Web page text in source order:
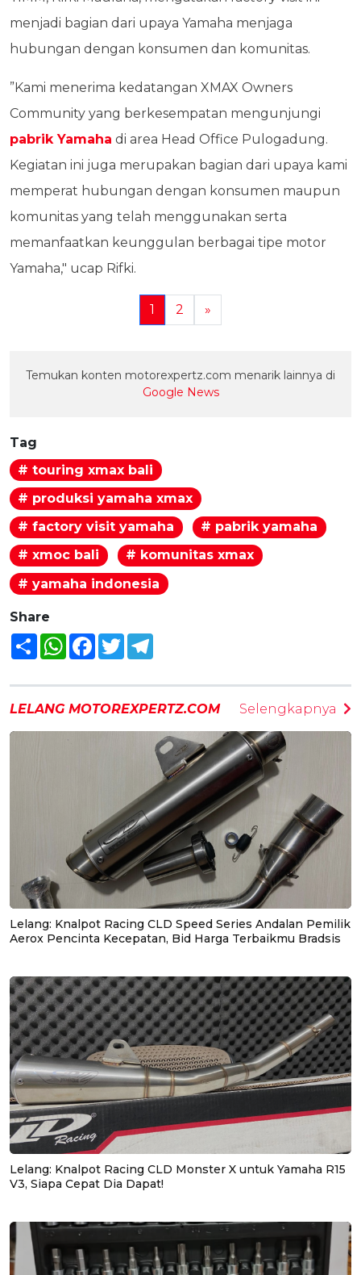
menjadi bagian dari upaya Yamaha menjaga
hubungan dengan konsumen dan komunitas.
”Kami menerima kedatangan XMAX Owners
Community yang berkesempatan mengunjungi
pabrik Yamaha di area Head Office Pulogadung.
Kegiatan ini juga merupakan bagian dari upaya kami
memperat hubungan dengan konsumen maupun
komunitas yang telah menggunakan serta
memanfaatkan keunggulan berbagai tipe motor
Yamaha," ucap Rifki.
1 2 »
Temukan konten motorexpertz.com menarik lainnya di
Google News
Tag
# touring xmax bali
# produksi yamaha xmax
# factory visit yamaha
# pabrik yamaha
# xmoc bali
# komunitas xmax
# yamaha indonesia
Share
Share WhatsAppFacebook
Twitter
LELANG MOTOREXPERTZ.COM Selengkapnya
Lelang: Knalpot Racing CLD Speed Series Andalan Pemilik
Aerox Pencinta Kecepatan, Bid Harga Terbaikmu Bradsis
Lelang: Knalpot Racing CLD Monster X untuk Yamaha R15
V3, Siapa Cepat Dia Dapat!